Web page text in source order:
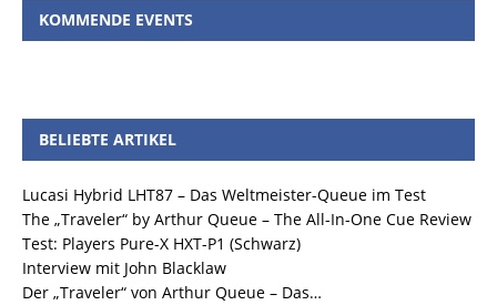
KOMMENDE EVENTS
BELIEBTE ARTIKEL
Lucasi Hybrid LHT87 – Das Weltmeister-Queue im Test
The „Traveler“ by Arthur Queue – The All-In-One Cue Review
Test: Players Pure-X HXT-P1 (Schwarz)
Interview mit John Blacklaw
Der „Traveler“ von Arthur Queue – Das…